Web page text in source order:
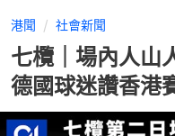
港聞 社會新聞
七欖｜場內人
德國球迷讚香港